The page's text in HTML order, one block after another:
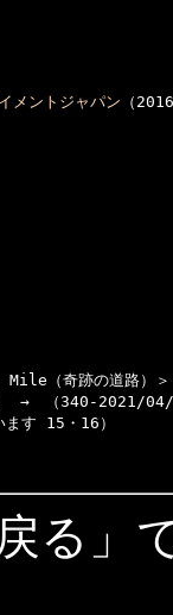
メントジャパン （
奇跡の道路）
（340-2021/04/
15・16）
る」